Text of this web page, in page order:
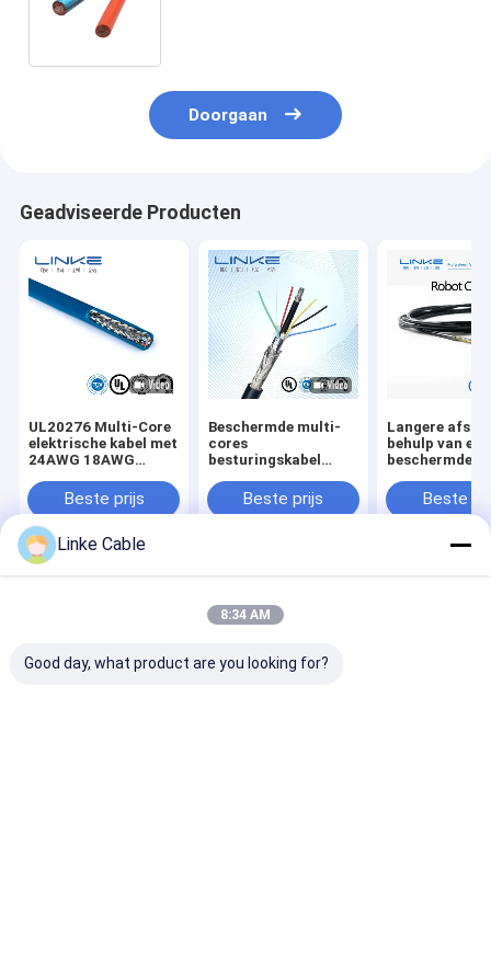
Doorgaan
Geadviseerde Producten
UL20276 Multi-Core
elektrische kabel met
24AWG 18AWG
gedraaid paardraad
voor hoogwaardige
toepassingen
Beste prijs
Beschermde multi-
cores
besturingskabel
core koper PVC
jacket signaalkabel
Beste prijs
Langere
behulp van een
beschermde
Beste
Thuis
Ongeveer
Contacteer
Desktop
Sitemap
Privacybeleid
Cable Technology (DongGuan) CO.,LTD. All Rights Reserved.
Linke Cable
8:34 AM
Good day, what product are you looking for?